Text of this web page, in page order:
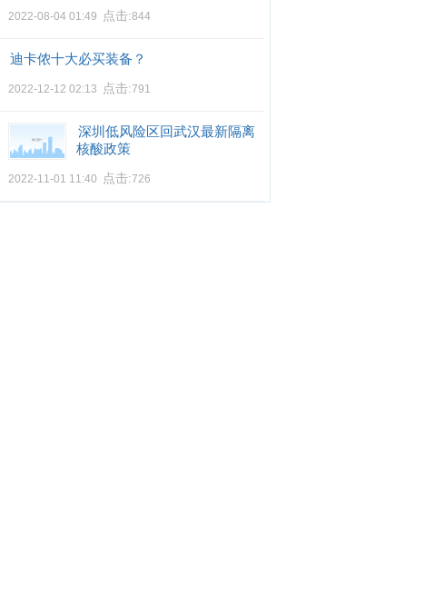
2022-08-04 01:49 点击:844
迪卡侬十大必买装备？
2022-12-12 02:13 点击:791
深圳低风险区回武汉最新隔离
核酸政策
2022-11-01 11:40 点击:726